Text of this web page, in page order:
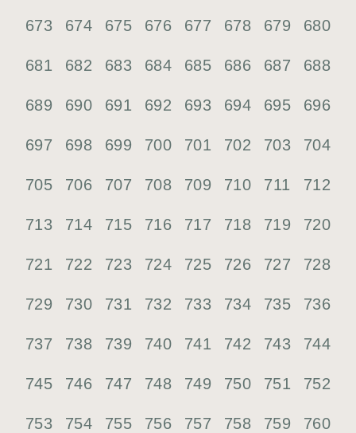
673 674 675 676 677 678 679 680
681 682 683 684 685 686 687 688
689 690 691 692 693 694 695 696
697 698 699 700 701 702 703 704
705 706 707 708 709 710 711 712
713 714 715 716 717 718 719 720
721 722 723 724 725 726 727 728
729 730 731 732 733 734 735 736
737 738 739 740 741 742 743 744
745 746 747 748 749 750 751 752
753 754 755 756 757 758 759 760